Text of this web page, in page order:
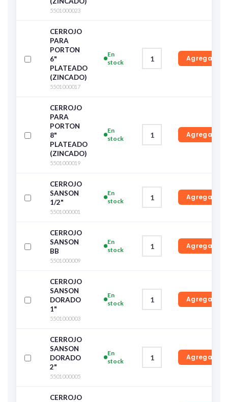
5501000023
CERROJO
PARA
PORTON
6"
PLATEADO
(ZINCADO)
5501000017
En
stock
Agregar
CERROJO
PARA
PORTON
8"
PLATEADO
(ZINCADO)
5501000019
En
stock
Agregar
CERROJO
SANSON
1/2"
5501000001
En
stock
Agregar
CERROJO
SANSON
BB
5501000009
En
stock
Agregar
CERROJO
SANSON
DORADO
1"
5501000003
En
stock
Agregar
CERROJO
SANSON
DORADO
2"
5501000005
En
stock
Agregar
CERROJO